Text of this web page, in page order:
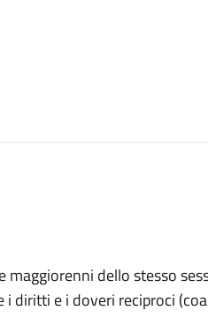
maggiorenni dello stesso
diritti e i doveri reciproci